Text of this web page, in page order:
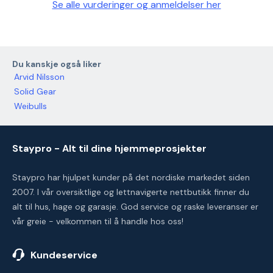
Se alle vurderinger og anmeldelser her
Du kanskje også liker
Arvid Nilsson
Solid Gear
Weibulls
Staypro - Alt til dine hjemmeprosjekter
Staypro har hjulpet kunder på det nordiske markedet siden
2007. I vår oversiktlige og lettnavigerte nettbutikk finner du
alt til hus, hage og garasje. God service og raske leveranser er
vår greie - velkommen til å handle hos oss!
Kundeservice